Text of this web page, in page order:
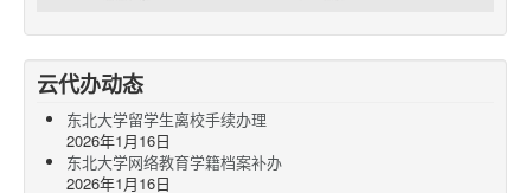
云代办动态
东北大学留学生离校手续办理
2026年1月16日
东北大学网络教育学籍档案补办
2026年1月16日